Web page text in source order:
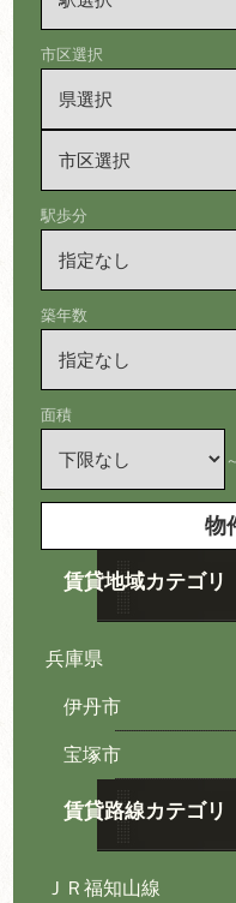
市区選択
駅歩分
築年数
面積
～
賃貸地域カテゴリ
兵庫県
伊丹市
宝塚市
賃貸路線カテゴリ
ＪＲ福知山線